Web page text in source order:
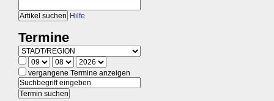
Hilfe
Termine
vergangene Termine anzeigen